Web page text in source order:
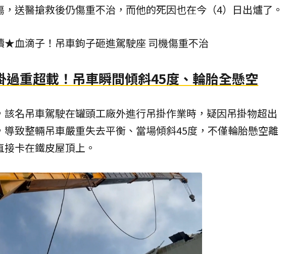
，送醫搶救後仍傷重不治，而他的死因也在今（4）日出爐了。
★血滴子！吊車鉤子砸進駕駛座 司機傷重不治
過重超載！吊車瞬間傾斜45度、輪胎全懸空
該名吊車駕駛在罐頭工廠外進行吊掛作業時，疑因吊掛物超出
導致整輛吊車嚴重失去平衡、當場傾斜45度，不僅輪胎懸空離
卡在鐵皮屋頂上。